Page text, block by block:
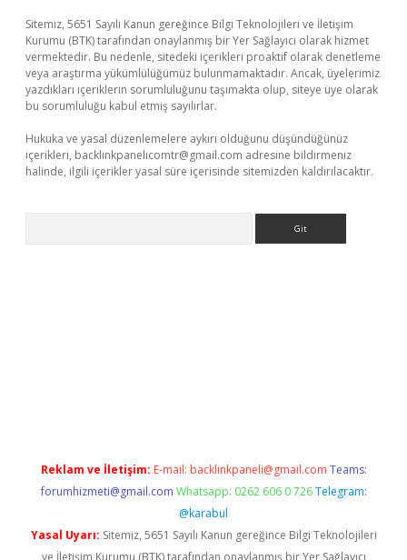
Sitemiz, 5651 Sayılı Kanun gereğince Bilgi Teknolojileri ve İletişim
Kurumu (BTK) tarafından onaylanmış bir Yer Sağlayıcı olarak hizmet
vermektedir. Bu nedenle, sitedeki içerikleri proaktif olarak denetleme
veya araştırma yükümlülüğümüz bulunmamaktadır. Ancak, üyelerimiz
yazdıkları içeriklerin sorumluluğunu taşımakta olup, siteye üye olarak
bu sorumluluğu kabul etmiş sayılırlar.
Hukuka ve yasal düzenlemelere aykırı olduğunu düşündüğünüz
içerikleri, backlinkpanelicomtr@gmail.com adresine bildirmeniz
halinde, ilgili içerikler yasal süre içerisinde sitemizden kaldırılacaktır.
Reklam ve İletişim: E-mail: backlinkpaneli@gmail.com Teams:
forumhizmeti@gmail.com Whatsapp: 0262 606 0 726 Telegram:
@karabul
Yasal Uyarı: Sitemiz, 5651 Sayılı Kanun gereğince Bilgi Teknolojileri
ve İletişim Kurumu (BTK) tarafından onaylanmış bir Yer Sağlayıcı